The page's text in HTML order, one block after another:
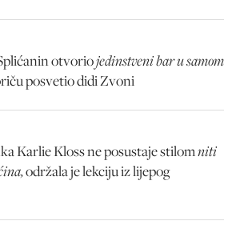
otvoriojedinstveni bar u samom
posvetio didi Zvoni
Karlie Kloss ne posustaje stilomniti
održala je lekciju iz lijepog